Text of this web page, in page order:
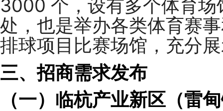
3000 个，设有多个体育
处，也是举办各类体育赛
排球项目比赛场馆，充分
三、招商需求发布
（一）临杭产业新区（雷